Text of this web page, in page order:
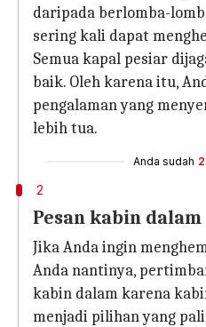
daripada berlomba-
sering kali dapat
Semua kapal pesiar
baik. Oleh karena itu,
pengalaman yang
lebih tua.
Anda sudah
2
Pesan kabin dalam
Jika Anda ingin
Anda nantinya,
kabin dalam karena
menjadi pilihan yang